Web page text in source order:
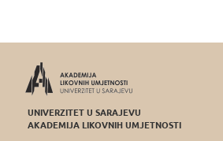
UNIVERZITET U SARAJEVU
AKADEMIJA LIKOVNIH UMJETNOSTI